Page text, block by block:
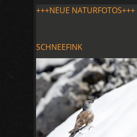
+++NEUE NATURFOTOS+++
SCHNEEFINK